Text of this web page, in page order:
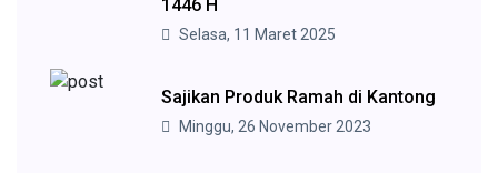
1446 H
Selasa, 11 Maret 2025
Sajikan Produk Ramah di Kantong
Minggu, 26 November 2023